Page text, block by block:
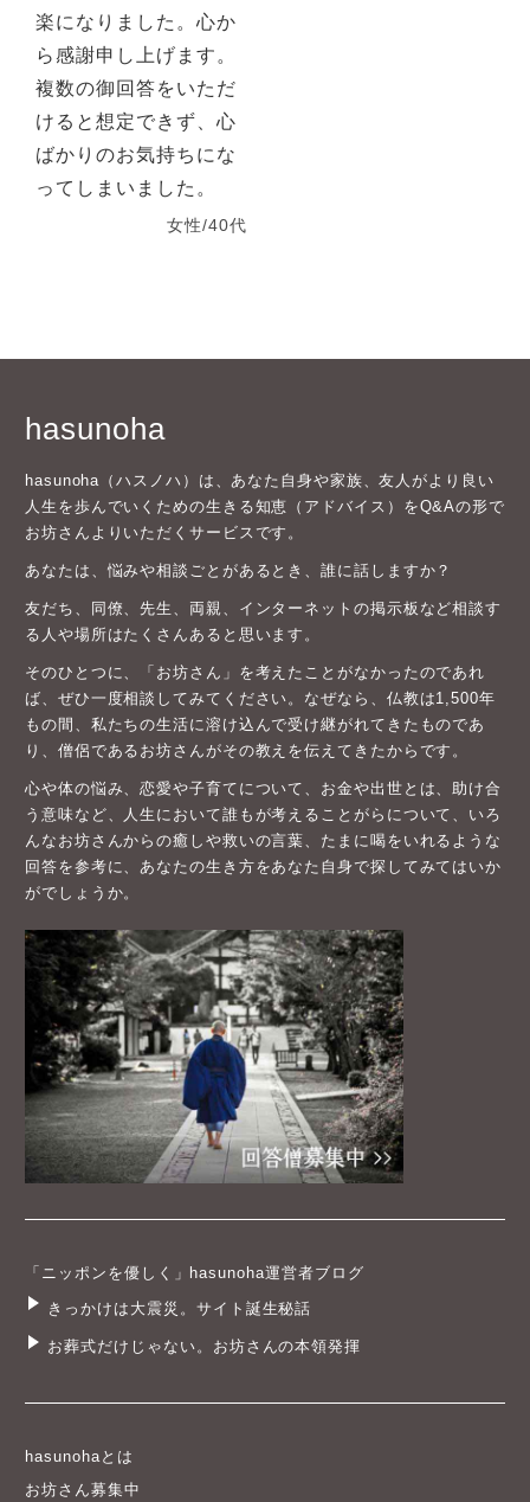
楽になりました。心か
ら感謝申し上げます。
複数の御回答をいただ
けると想定できず、心
ばかりのお気持ちにな
ってしまいました。
女性/40代
hasunoha
hasunoha（ハスノハ）は、あなた自身や家族、友人がより良い
人生を歩んでいくための生きる知恵（アドバイス）をQ&Aの形で
お坊さんよりいただくサービスです。
あなたは、悩みや相談ごとがあるとき、誰に話しますか？
友だち、同僚、先生、両親、インターネットの掲示板など相談す
る人や場所はたくさんあると思います。
そのひとつに、「お坊さん」を考えたことがなかったのであれ
ば、ぜひ一度相談してみてください。なぜなら、仏教は1,500年
もの間、私たちの生活に溶け込んで受け継がれてきたものであ
り、僧侶であるお坊さんがその教えを伝えてきたからです。
心や体の悩み、恋愛や子育てについて、お金や出世とは、助け合
う意味など、人生において誰もが考えることがらについて、いろ
んなお坊さんからの癒しや救いの言葉、たまに喝をいれるような
回答を参考に、あなたの生き方をあなた自身で探してみてはいか
がでしょうか。
「ニッポンを優しく」hasunoha運営者ブログ
きっかけは大震災。サイト誕生秘話
お葬式だけじゃない。お坊さんの本領発揮
hasunohaとは
お坊さん募集中